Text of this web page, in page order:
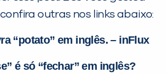
outras nos links abaixo:
“potato” em inglês. – inFlux
é só “fechar” em inglês?